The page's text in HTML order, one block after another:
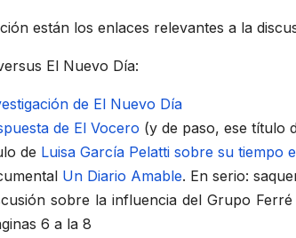
están los enlaces relevantes a la
El Nuevo Día:
de El Nuevo Día
de El Vocero (y de paso, ese título
de Luisa García Pelatti sobre su tiempo
Un Diario Amable. En serio:
sobre la influencia del Grupo
6 a la 8